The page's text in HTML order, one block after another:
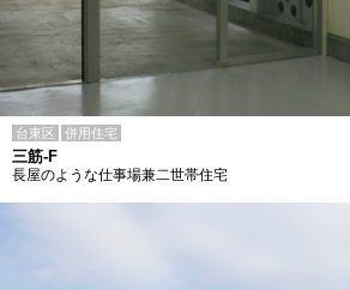
台東区 併用住宅
三筋-F
長屋のような仕事場兼二世帯住宅